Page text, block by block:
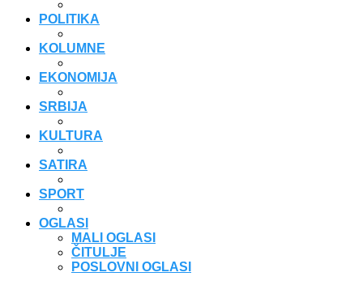
POLITIKA
KOLUMNE
EKONOMIJA
SRBIJA
KULTURA
SATIRA
SPORT
OGLASI
MALI OGLASI
ČITULJE
POSLOVNI OGLASI